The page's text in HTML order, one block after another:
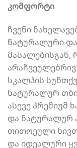
კომფორტი
ჩვენი
ნატურალური
სკალპის
ნატურალურ
ასევე
და ნატურალურ
თითოეული
და იდეალური